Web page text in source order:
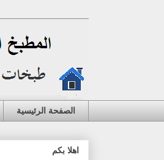
الصفحة الرئيسية
اهلا بكم